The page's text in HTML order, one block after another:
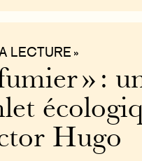
LECTURE »
» :
Hugo